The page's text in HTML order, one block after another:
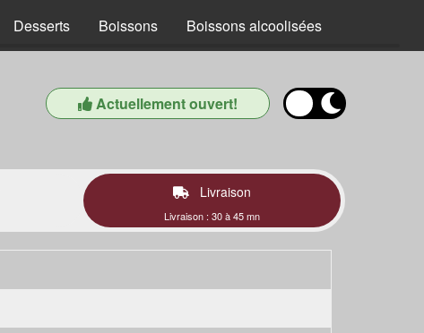
Desserts Boissons Boissons alcoolisées
Actuellement ouvert!
Livraison
Livraison : 30 à 45 mn